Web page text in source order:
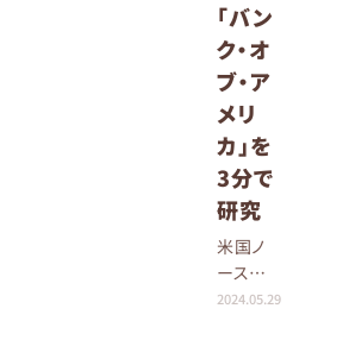
「バン
ク・オ
ブ・ア
メリ
カ」を
3分で
研究
米国ノ
ースカ
ロライナ
2024.05.29